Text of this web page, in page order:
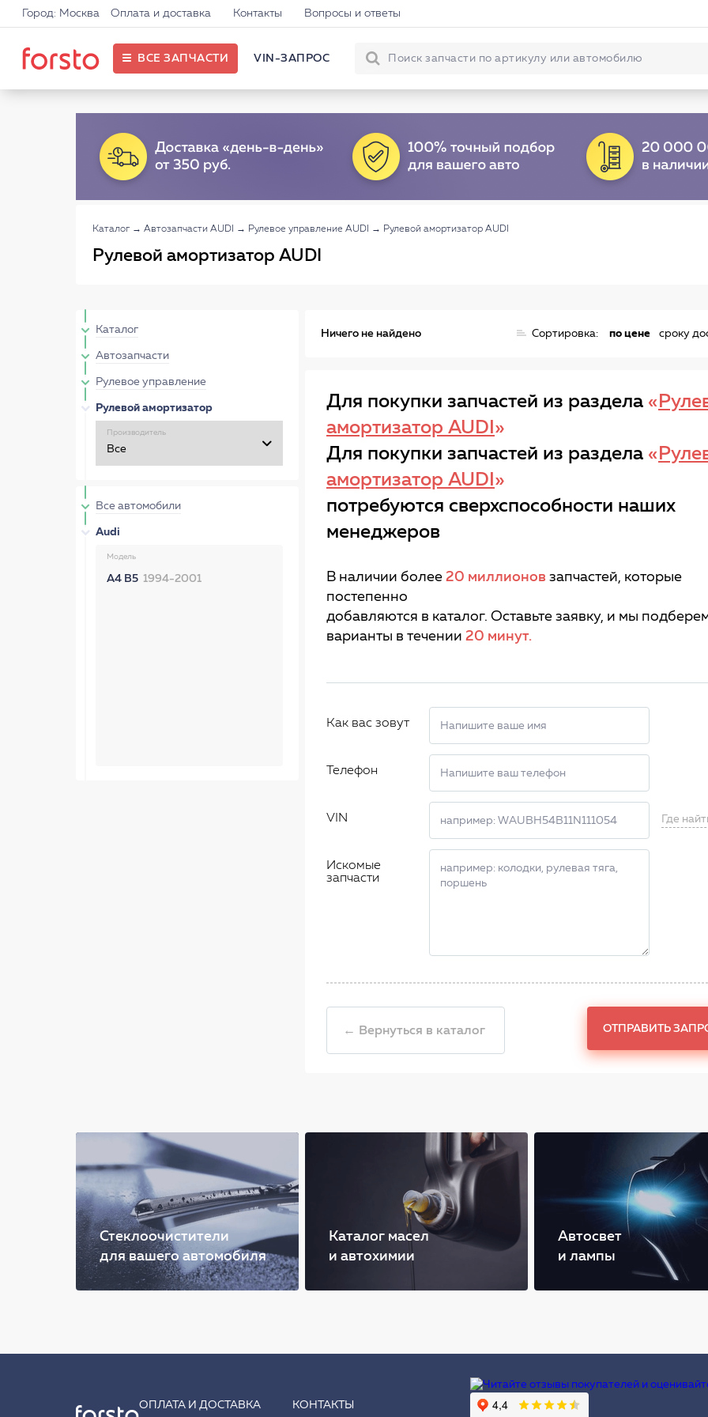
Город: Москва Оплата и доставка Контакты Вопросы и ответы
ВСЕ ЗАПЧАСТИ VIN-ЗАПРОС
Каталог → Автозапчасти AUDI → Рулевое управление AUDI → Рулевой амортизатор AUDI
Рулевой амортизатор AUDI
Каталог
Автозапчасти
Рулевое управление
Рулевой амортизатор
Производитель
Все автомобили
Audi
Модель
A4 B5 1994-2001
Ничего не найдено Сортировка: по цене сроку
Для покупки запчастей из раздела «
амортизатор AUDI »
Для покупки запчастей из раздела «
амортизатор AUDI »
потребуются сверхспособности наших
менеджеров
В наличии более 20 миллионов запчастей, которые
постепенно
добавляются в каталог. Оставьте заявку, и мы
варианты в течении 20 минут.
Как вас зовут
Телефон
VIN Где
Искомые
запчасти
← Вернуться в каталог ОТПРАВИТЬ
Стеклоочистители
для вашего автомобиля
Каталог масел
и автохимии
Автосвет
и лампы
ОПЛАТА И ДОСТАВКА КОНТАКТЫ